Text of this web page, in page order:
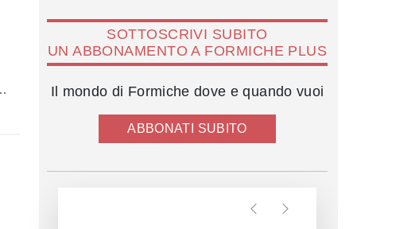
SOTTOSCRIVI SUBITO
UN ABBONAMENTO A FORMICHE PLUS
Il mondo di Formiche dove e quando vuoi
ABBONATI SUBITO